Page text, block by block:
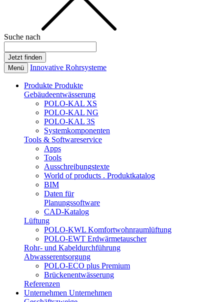
Suche nach
Menü Innovative Rohrsysteme
Produkte Produkte
Gebäudeentwässerung
POLO-KAL XS
POLO-KAL NG
POLO-KAL 3S
Systemkomponenten
Tools & Softwareservice
Apps
Tools
Ausschreibungstexte
World of products . Produktkatalog
BIM
Daten für
Planungssoftware
CAD-Katalog
Lüftung
POLO-KWL Komfortwohnraumlüftung
POLO-EWT Erdwärmetauscher
Rohr- und Kabeldurchführung
Abwasserentsorgung
POLO-ECO plus Premium
Brückenentwässerung
Referenzen
Unternehmen Unternehmen